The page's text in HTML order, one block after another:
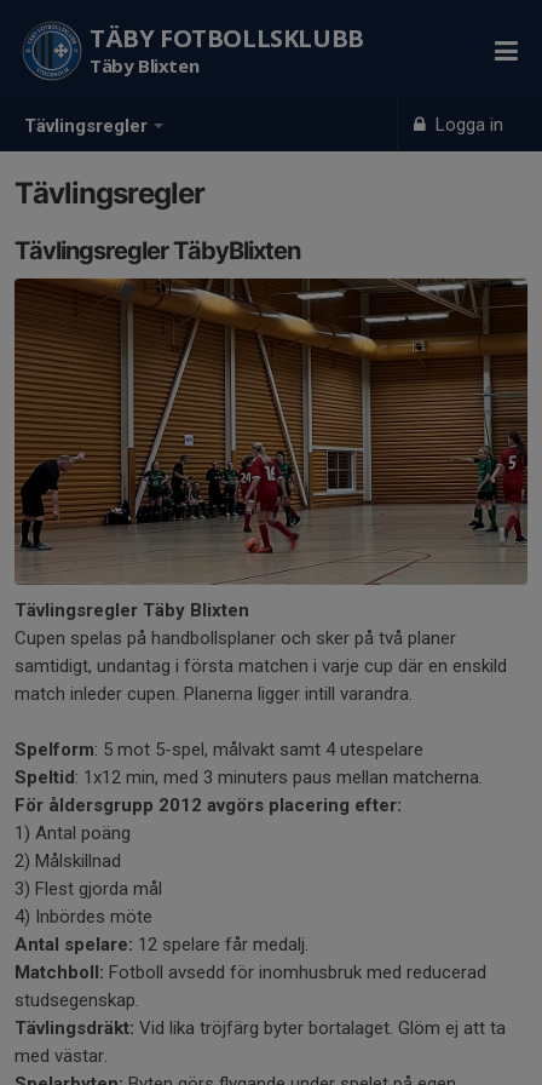
Tävlingsregler Logga in
TÄBY FOTBOLLSKLUBB
Täby Blixten
Tävlingsregler
Tävlingsregler TäbyBlixten
Tävlingsregler Täby Blixten
Cupen spelas på handbollsplaner och sker på två planer
samtidigt, undantag i första matchen i varje cup där en enskild
match inleder cupen. Planerna ligger intill varandra.
Spelform: 5 mot 5-spel, målvakt samt 4 utespelare
Speltid: 1x12 min, med 3 minuters paus mellan matcherna.
För åldersgrupp 2012 avgörs placering efter:
1) Antal poäng
2) Målskillnad
3) Flest gjorda mål
4) Inbördes möte
Antal spelare: 12 spelare får medalj.
Matchboll: Fotboll avsedd för inomhusbruk med reducerad
studsegenskap.
Tävlingsdräkt: Vid lika tröjfärg byter bortalaget. Glöm ej att ta
med västar.